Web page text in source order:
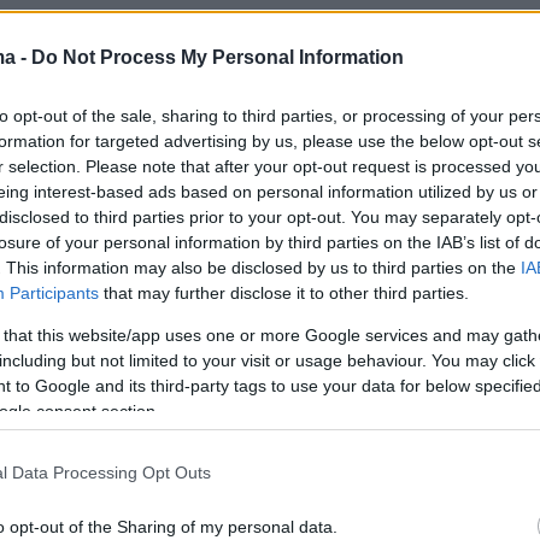
- Do Not Process My Personal Information
opt-out of the sale, sharing to third parties, or processing of your
for targeted advertising by us, please use the below opt-out
selection. Please note that after your opt-out request is processed
interest-based ads based on personal information utilized by us
to third parties prior to your opt-out. You may separately
of your personal information by third parties on the IAB’s list of
This information may also be disclosed by us to third parties on the
Participants that may further disclose it to other third parties.
that this website/app uses one or more Google services and may
but not limited to your visit or usage behaviour. You may
to Google and its third-party tags to use your data for below
consent section.
Data Processing Opt Outs
opt-out of the Sharing of my personal data.
Από το αεροπλάνο δεν περίμενα τέτοια
έχω ζήσει ποτέ ξανά αυτό και ανυπομωνώ
την αγάπη στοπ παρκέ. Δεν έχω ζήσει
τέτοιο και το εκτιμώ».
με τον Ναν:
το ίδιο μέρος και προπονηθήκαμε μαζί. Μου
για την αγάπη, τους οπαδούς, τις